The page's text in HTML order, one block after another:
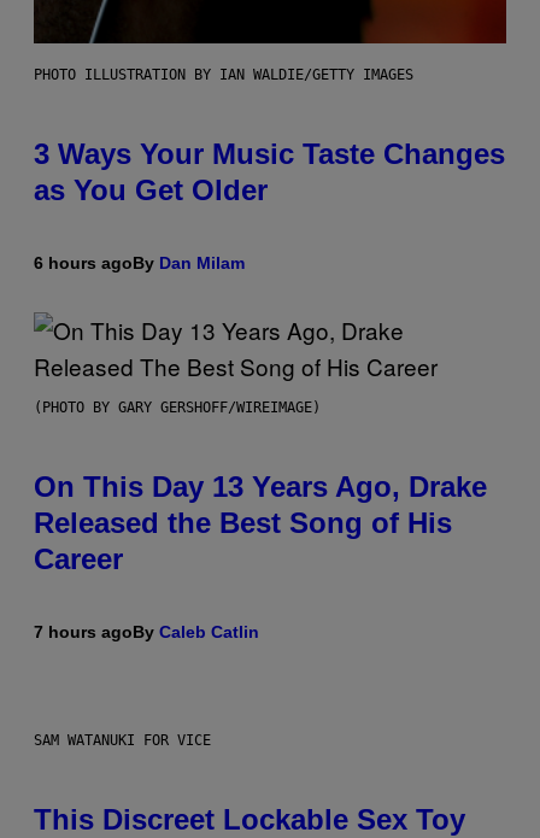
PHOTO ILLUSTRATION BY IAN WALDIE/GETTY IMAGES
3 Ways Your Music Taste Changes
as You Get Older
6 hours agoBy Dan Milam
(PHOTO BY GARY GERSHOFF/WIREIMAGE)
On This Day 13 Years Ago, Drake
Released the Best Song of His
Career
7 hours agoBy Caleb Catlin
SAM WATANUKI FOR VICE
This Discreet Lockable Sex Toy